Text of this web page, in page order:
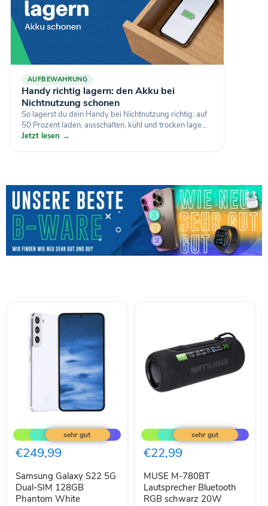
AUFBEWAHRUNG
Handy richtig lagern: den Akku bei
Nichtnutzung schonen
So lagerst du dein Handy bei Nichtnutzung richtig: auf
50 Prozent laden, ausschalten, kühl und trocken lage...
Jetzt lesen →
Galaxy
S22
5G
Dual-
128GB
Phantom
White
€249,99
Samsung Galaxy S22 5G
Dual-SIM 128GB
Phantom White
M-
780BT
Lautsprecher
Bluetooth
schwarz
20W
€22,99
MUSE M-780BT
Lautsprecher Bluetooth
RGB schwarz 20W